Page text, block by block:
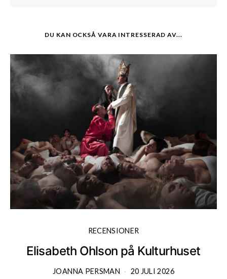
DU KAN OCKSÅ VARA INTRESSERAD AV...
RECENSIONER
Elisabeth Ohlson på Kulturhuset
JOANNA PERSMAN 20 JULI 2026